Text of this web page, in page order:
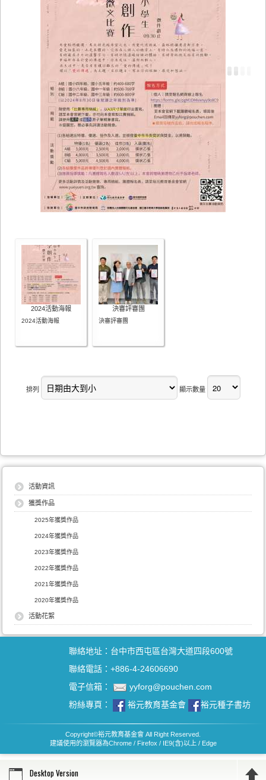
2024活動海報
2024活動海報
決審評審團
決審評審團
排列 顯示數量
活動資訊
獲獎作品
2025年獲獎作品
2024年獲獎作品
2023年獲獎作品
2022年獲獎作品
2021年獲獎作品
2020年獲獎作品
活動花絮
聯絡地址：台中市西屯區台灣大道四段600號
聯絡電話：+886-4-24606690
電子信箱：
yyforg@pouchen.com
粉絲專頁：
裕元教育基金會 裕元種子書坊
Copyright©裕元教育基金會 All Right Reserved.
建議使用的瀏覽器為Chrome / Firefox / IE9(含)以上 / Edge
Desktop Version